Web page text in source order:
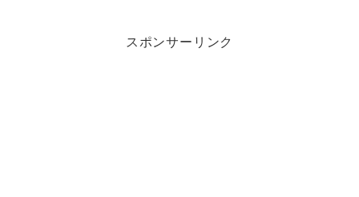
スポンサーリンク